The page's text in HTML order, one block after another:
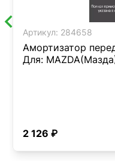
Артикул: 284658
Амортизатор
Для:
2 126 ₽